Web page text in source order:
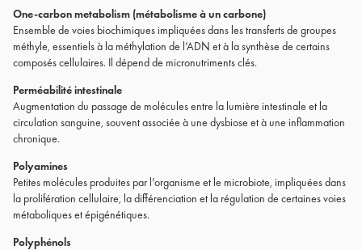
One-carbon metabolism (métabolisme à un carbone)
Ensemble de voies biochimiques impliquées dans les transferts de groupes
méthyle, essentiels à la méthylation de l’ADN et à la synthèse de certains
composés cellulaires. Il dépend de micronutriments clés.
Perméabilité intestinale
Augmentation du passage de molécules entre la lumière intestinale et la
circulation sanguine, souvent associée à une dysbiose et à une inflammation
chronique.
Polyamines
Petites molécules produites par l’organisme et le microbiote, impliquées dans
la prolifération cellulaire, la différenciation et la régulation de certaines voies
métaboliques et épigénétiques.
Polyphénols